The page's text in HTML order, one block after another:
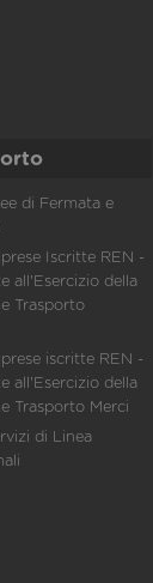
di Fermata e
Iscritte REN -
all'Esercizio della
Trasporto
iscritte REN -
all'Esercizio della
Trasporto Merci
di Linea